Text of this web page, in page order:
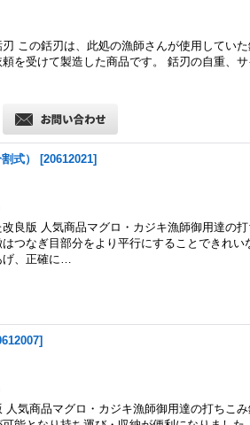
この銛刃は、此処の漁師さんが使用してい
を受けて製造した商品です。 銛刃の自重、
式） [20612021]
良版 人気商品マグロ・カジキ漁師御用達の
つなぎ目部分をより平行にすることできれい
げ、正確に…
]
人気商品マグロ・カジキ漁師御用達の打ちこ